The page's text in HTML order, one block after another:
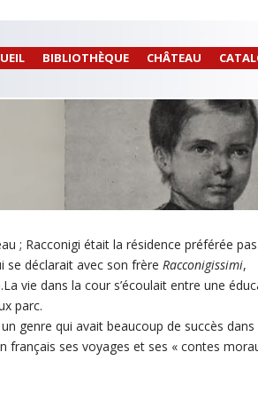
BIBLIOTHÈQUE CHÂTEAU
; Racconigi était la résidence préférée pas
se déclarait avec son frèreRacconigissimi,
vie dans la cour s’écoulait entre une
parc.
genre qui avait beaucoup de succès dans
français ses voyages et ses « contes